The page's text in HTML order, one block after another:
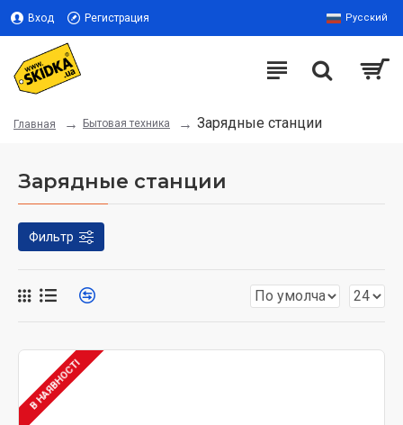
Вход Регистрация Русский
Главная Бытовая техника Зарядные станции
Зарядные станции
Фильтр
В НАЯВНОСТІ